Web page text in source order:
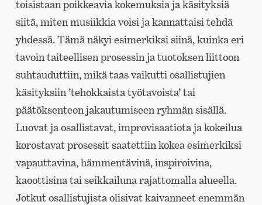
toisistaan poikkeavia kokemuksia ja käsityksiä
siitä, miten musiikkia voisi ja kannattaisi tehdä
yhdessä. Tämä näkyi esimerkiksi siinä, kuinka eri
tavoin taiteellisen prosessin ja tuotoksen liittoon
suhtauduttiin, mikä taas vaikutti osallistujien
käsityksiin ’tehokkaista työtavoista’ tai
päätöksenteon jakautumiseen ryhmän sisällä.
Luovat ja osallistavat, improvisaatiota ja kokeilua
korostavat prosessit saatettiin kokea esimerkiksi
vapauttavina, hämmentävinä, inspiroivina,
kaoottisina tai seikkailuna rajattomalla alueella.
Jotkut osallistujista olisivat kaivanneet enemmän